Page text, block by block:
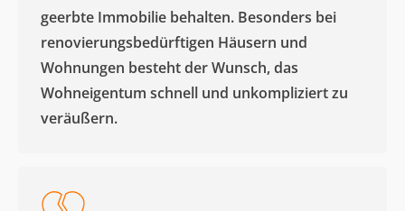
geerbte Immobilie behalten. Besonders bei
renovierungsbedürftigen Häusern und
Wohnungen besteht der Wunsch, das
Wohneigentum schnell und unkompliziert zu
veräußern. ​